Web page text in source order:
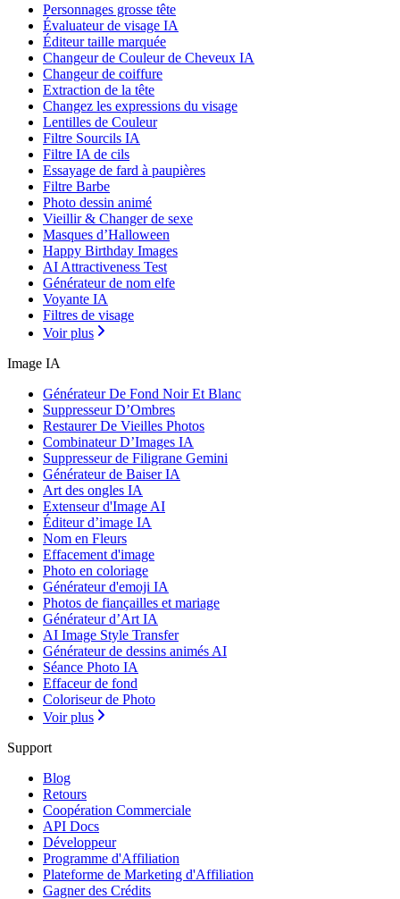
Personnages grosse tête
Évaluateur de visage IA
Éditeur taille marquée
Changeur de Couleur de Cheveux IA
Changeur de coiffure
Extraction de la tête
Changez les expressions du visage
Lentilles de Couleur
Filtre Sourcils IA
Filtre IA de cils
Essayage de fard à paupières
Filtre Barbe
Photo dessin animé
Vieillir & Changer de sexe
Masques d’Halloween
Happy Birthday Images
AI Attractiveness Test
Générateur de nom elfe
Voyante IA
Filtres de visage
Voir plus
Image IA
Générateur De Fond Noir Et Blanc
Suppresseur D’Ombres
Restaurer De Vieilles Photos
Combinateur D’Images IA
Suppresseur de Filigrane Gemini
Générateur de Baiser IA
Art des ongles IA
Extenseur d'Image AI
Éditeur d’image IA
Nom en Fleurs
Effacement d'image
Photo en coloriage
Générateur d'emoji IA
Photos de fiançailles et mariage
Générateur d’Art IA
AI Image Style Transfer
Générateur de dessins animés AI
Séance Photo IA
Effaceur de fond
Coloriseur de Photo
Voir plus
Support
Blog
Retours
Coopération Commerciale
API Docs
Développeur
Programme d'Affiliation
Plateforme de Marketing d'Affiliation
Gagner des Crédits